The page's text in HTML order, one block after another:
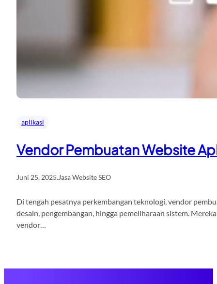
aplikasi
Vendor Pembuatan Website
Juni 25, 2025.Jasa Website SEO
Di tengah pesatnya perkembangan teknologi, vendor
desain, pengembangan, hingga pemeliharaan sistem.
vendor…